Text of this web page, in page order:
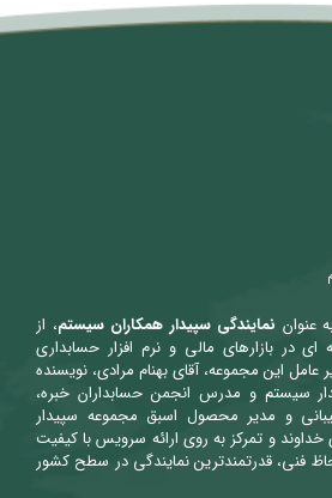
کنید
عنوان نمایندگی سپیدار همکاران سیستم، از
ای در بازارهای مالی و نرم افزار حسابداری
عامل این مجموعه، آقای بهنام مرادی، نویسنده
سیستم و مدرس انجمن حسابداران خبره،
و مدیر محصول اسبق مجموعه سپیدار
و تمرکز به روی ارائه سرویس با کیفیت
فنی، قدرتمندترین نمایندگی در سطح کشور